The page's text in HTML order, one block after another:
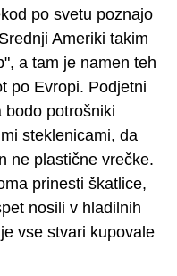
po svetu poznajo
Ameriki takim
a tam je namen teh
po Evropi. Podjetni
bodo potrošniki
steklenicami, da
ne plastične vrečke.
prinesti škatlice,
nosili v hladilnih
vse stvari kupovale